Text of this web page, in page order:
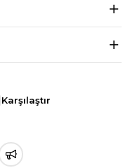
Karşılaştır